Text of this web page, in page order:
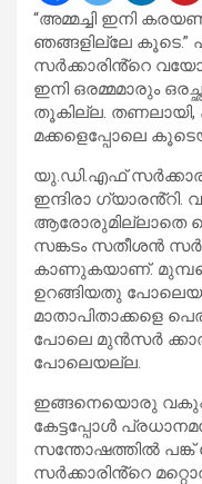
“അമ്മച്ചി ഇനി
ഞങ്ങളില്ലേ
സർക്കാരിൻ്റെ
ഇനി ഒരമ്മമാരും
തൂകില്ല. തണലായി,
മക്കളെപ്പോലെ
യു.ഡി.എഫ്
ഇന്ദിരാ
ആരോരുമില്ലാതെ
സങ്കടം സതീശൻ
കാണുകയാണ്.
ഉറങ്ങിയതു
മാതാപിതാക്കളെ
പോലെ മുൻസർ
പോലെയല്ല.
ഇങ്ങനെയൊരു വകുപ്പ്
കേട്ടപ്പോൾ
സന്തോഷത്തിൽ
സർക്കാരിൻ്റെ